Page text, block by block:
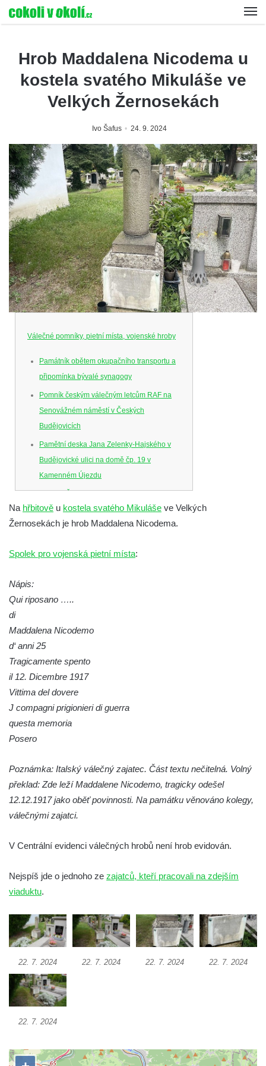
Hrob Maddalena Nicodema u
kostela svatého Mikuláše ve
Velkých Žernosekách
Ivo Šafus 24. 9. 2024
Válečné pomníky, pietní místa, vojenské hroby
Památník obětem okupačního transportu a
připomínka bývalé synagogy
Pomník českým válečným letcům RAF na
Senovážném náměstí v Českých
Budějovicích
Pamětní deska Jana Zelenky-Hajského v
Budějovické ulici na domě čp. 19 v
Kamenném Újezdu
Kamenném Újezdě
Kenotaf Václava B. Hájka na starém
Kenotaf Josefa Jílka na hřbitově ve
Velešíně
Hrob Jana Foitla na hřbitově ve Velešíně
Hrob Ludvíka Tůmy na hřbitově ve Velešíně
Pomník obětem 2. světové války na hřbitově
pomníku obětem válek na náměstí J. V.
Kamarýta ve Velešíně
Pomník obětem 1. a 2. světové války na
náměstí J. V. Kamarýta ve Velešíně
Římově
Hrob Petera Korgera a Petra Štindla na
Předoníně
Pomník obětem 2. světové války v Plavu
Kenotaf Pepiho Meisela na hřbitově v
Dolním Podluží
Kenotaf Leopolda Malata na hřbitově v
Kenotaf Antona Klause na hřbitově v
Na hřbitově u kostela svatého Mikuláše ve Velkých
Žernosekách je hrob Maddalena Nicodema.
Spolek pro vojenská pietní místa:
Nápis:
Qui riposano …..
di
Maddalena Nicodemo
d‘ anni 25
Tragicamente spento
il 12. Dicembre 1917
Vittima del dovere
J compagni prigionieri di guerra
questa memoria
Posero
Poznámka: Italský válečný zajatec. Část textu nečitelná. Volný
překlad: Zde leží Maddalene Nicodemo, tragicky odešel
12.12.1917 jako oběť povinnosti. Na památku věnováno kolegy,
válečnými zajatci.
V Centrální evidenci válečných hrobů není hrob evidován.
Nejspíš jde o jednoho ze zajatců, kteří pracovali na zdejším
viaduktu.
22. 7. 2024 22. 7. 2024 22. 7. 2024 22. 7. 2024
22. 7. 2024